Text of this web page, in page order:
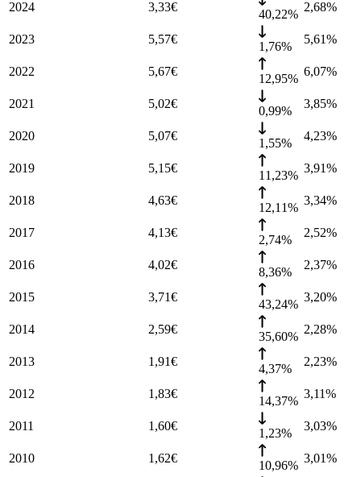
2024 3,33€
40,22%
2,68%
2023 5,57€
1,76%
5,61%
2022 5,67€
12,95%
6,07%
2021 5,02€
0,99%
3,85%
2020 5,07€
1,55%
4,23%
2019 5,15€
11,23%
3,91%
2018 4,63€
12,11%
3,34%
2017 4,13€
2,74%
2,52%
2016 4,02€
8,36%
2,37%
2015 3,71€
43,24%
3,20%
2014 2,59€
35,60%
2,28%
2013 1,91€
4,37%
2,23%
2012 1,83€
14,37%
3,11%
2011 1,60€
1,23%
3,03%
2010 1,62€
10,96%
3,01%